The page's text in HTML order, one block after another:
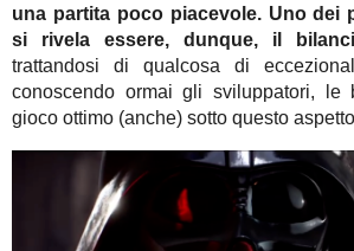
una partita poco piacevole. Uno dei
si rivela essere, dunque, il
trattandosi di qualcosa di
conoscendo ormai gli sviluppatori, le
gioco ottimo (anche) sotto questo